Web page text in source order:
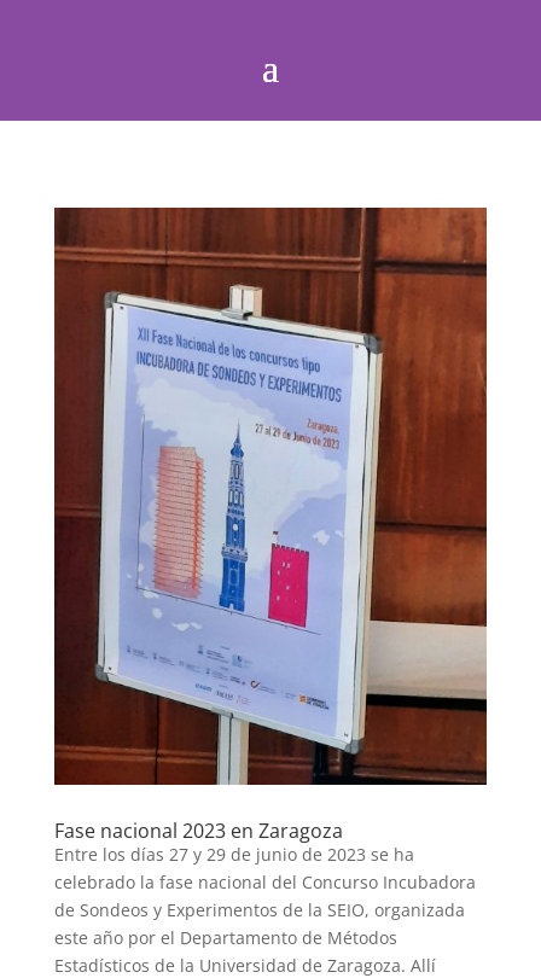
Fase nacional 2023 en Zaragoza
Entre los días 27 y 29 de junio de 2023 se ha
celebrado la fase nacional del Concurso Incubadora
de Sondeos y Experimentos de la SEIO, organizada
este año por el Departamento de Métodos
Estadísticos de la Universidad de Zaragoza. Allí